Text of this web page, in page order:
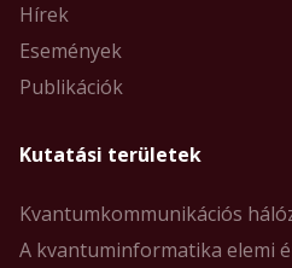
Hírek
Események
Publikációk
Kutatási területek
Kvantumkommunikációs
A kvantuminformatika elemi